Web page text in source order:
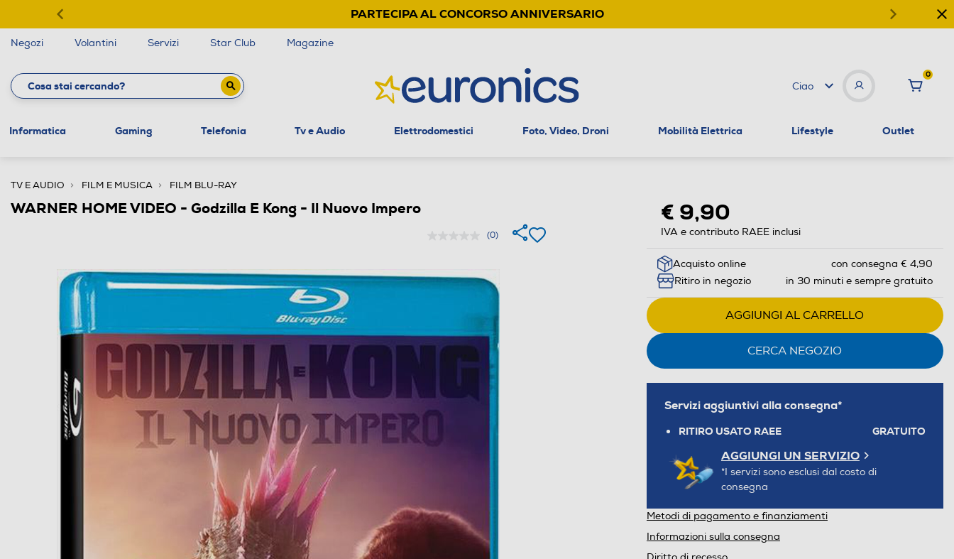
PARTECIPA AL CONCORSO ANNIVERSARIO
Negozi Volantini Servizi Star Club Magazine
Ciao
0
Informatica Gaming Telefonia Tv e Audio Elettrodomestici Foto, Video, Droni Mobilità Elettrica Lifestyle Outlet
TV E AUDIO FILM E MUSICA FILM BLU-RAY
WARNER HOME VIDEO - Godzilla E Kong - Il Nuovo Impero
(0)
€ 9,90
IVA e contributo RAEE inclusi
Acquisto online
con consegna € 4,90
Ritiro in negozio
in 30 minuti e sempre gratuito
AGGIUNGI AL CARRELLO
CERCA NEGOZIO
Servizi aggiuntivi alla consegna*
RITIRO USATO RAEE GRATUITO
AGGIUNGI UN SERVIZIO
*I servizi sono esclusi dal costo di
consegna
Metodi di pagamento e finanziamenti
Informazioni sulla consegna